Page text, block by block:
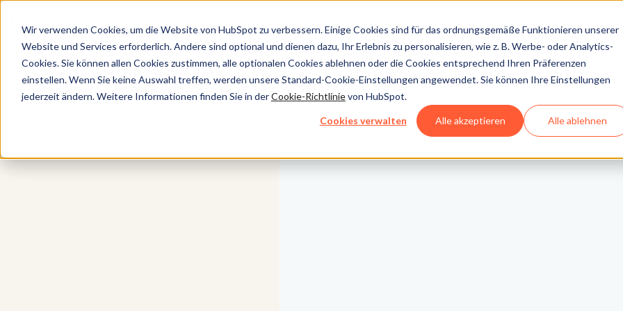
Wir verwenden Cookies, um die Website von HubSpot zu verbessern. Einige Cookies sind für das ordnungsgemäße Funktionieren unserer
Website und Services erforderlich. Andere sind optional und dienen dazu, Ihr Erlebnis zu personalisieren, wie z. B. Werbe- oder Analytics-
Cookies. Sie können allen Cookies zustimmen, alle optionalen Cookies ablehnen oder die Cookies entsprechend Ihren Präferenzen
einstellen. Wenn Sie keine Auswahl treffen, werden unsere Standard-Cookie-Einstellungen angewendet. Sie können Ihre Einstellungen
jederzeit ändern. Weitere Informationen finden Sie in derCookie-Richtlinievon HubSpot.
Cookies verwalten Alle akzeptieren Alle ablehnen
Marketing Hub